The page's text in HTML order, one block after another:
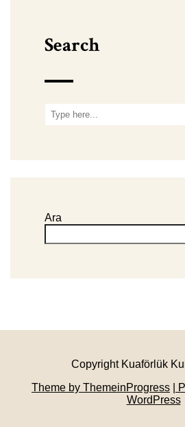
Search
Ara
Copyright Kuaförlük
Theme by ThemeinProgress
|
WordPress